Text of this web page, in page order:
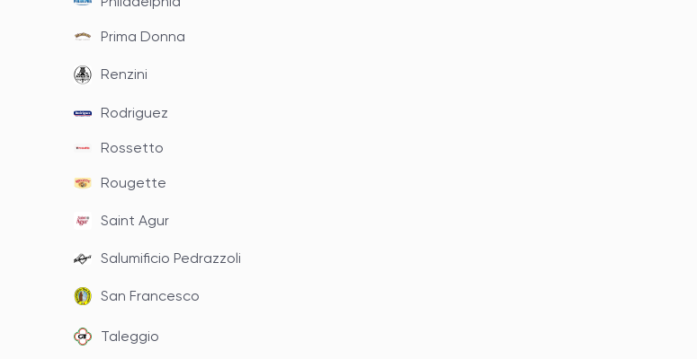
Prima Donna
Renzini
Rodriguez
Rossetto
Rougette
Saint Agur
Salumificio Pedrazzoli
San Francesco
Taleggio